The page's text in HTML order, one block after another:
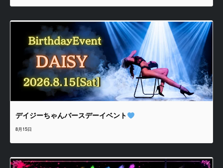
デイジーちゃんバースデーイベント
8月15日